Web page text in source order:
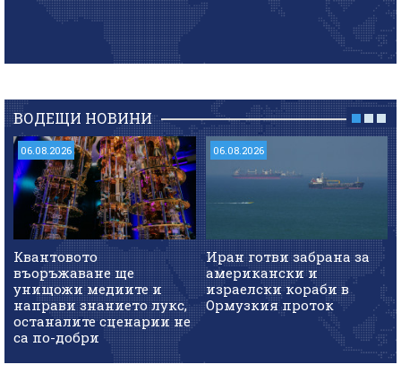
ВОДЕЩИ НОВИНИ
06.08.2026
Квантовото
въоръжаване ще
унищожи медиите и
направи знанието лукс,
останалите сценарии не
са по-добри
06.08.2026
Иран готви забрана за
американски и
израелски кораби в
Ормузкия проток